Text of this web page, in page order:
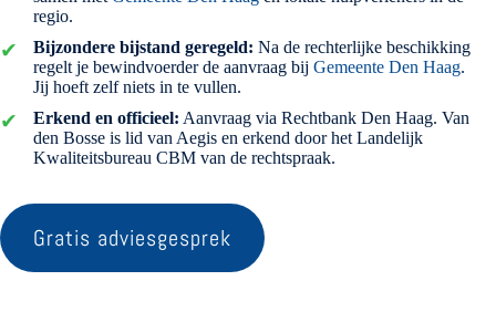
regio.
Bijzondere bijstand geregeld: Na de rechterlijke beschikking
regelt je bewindvoerder de aanvraag bij Gemeente Den Haag.
Jij hoeft zelf niets in te vullen.
Erkend en officieel: Aanvraag via Rechtbank Den Haag. Van
den Bosse is lid van Aegis en erkend door het Landelijk
Kwaliteitsbureau CBM van de rechtspraak.
Gratis adviesgesprek